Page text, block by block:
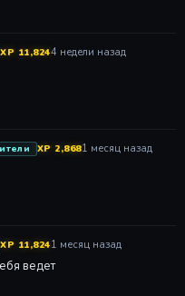
XP 11,8244 недели назад
XP 2,8681 месяц назад
XP 11,8241 месяц назад
ведет